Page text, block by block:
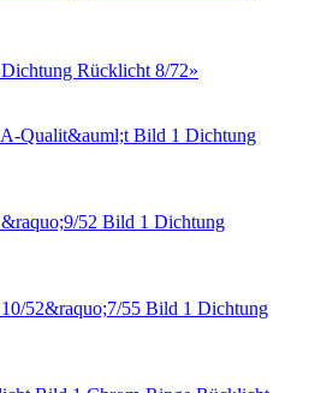
Dichtung Rücklicht 8/72»
Dichtung
Dichtung
Dichtung